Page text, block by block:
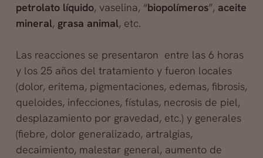
petrolato líquido, vaselina, “biopolímeros”, aceite
mineral, grasa animal, etc.
Las reacciones se presentaron entre las 6 horas
y los 25 años del tratamiento y fueron locales
(dolor, eritema, pigmentaciones, edemas, fibrosis,
queloides, infecciones, fístulas, necrosis de piel,
desplazamiento por gravedad, etc.) y generales
(fiebre, dolor generalizado, artralgias,
decaimiento, malestar general, aumento de